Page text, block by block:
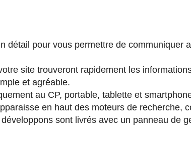
détail pour vous permettre de communiquer
site trouveront rapidement les
et agréable.
au CP, portable, tablette et
en haut des moteurs de recherche,
sont livrés avec un panneau de